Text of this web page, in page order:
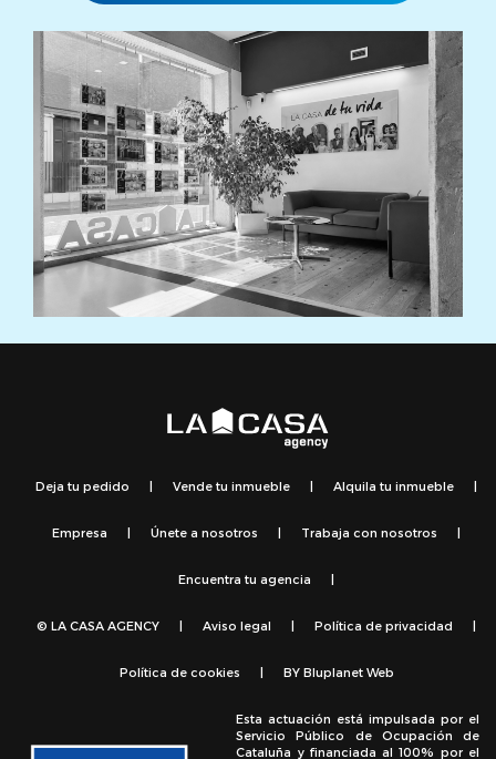
Deja tu pedido | Vende tu inmueble | Alquila tu inmueble |
Empresa | Únete a nosotros | Trabaja con nosotros |
Encuentra tu agencia |
© LA CASA AGENCY | Aviso legal | Política de privacidad |
Política de cookies | BY Bluplanet Web
Esta actuación está impulsada por el
Servicio Público de Ocupación de
Cataluña y financiada al 100% por el